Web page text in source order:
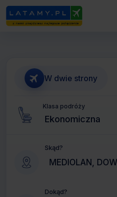
W dwie strony
Klasa podróży
Skąd?
Dokąd?